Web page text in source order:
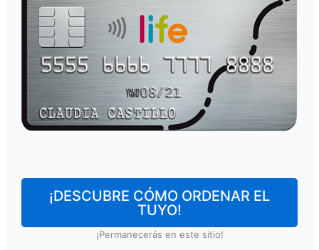
¡DESCUBRE CÓMO ORDENAR EL
TUYO!
¡Permanecerás en este sitio!